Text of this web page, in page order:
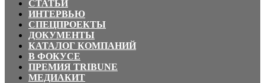
СТАТЬИ
ИНТЕРВЬЮ
СПЕЦПРОЕКТЫ
ДОКУМЕНТЫ
КАТАЛОГ КОМПАНИЙ
В ФОКУСЕ
ПРЕМИЯ TRIBUNE
МЕДИАКИТ